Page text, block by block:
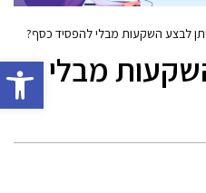
פתח
לבצע השקעות מבלי להפסיד כסף?
מבלי